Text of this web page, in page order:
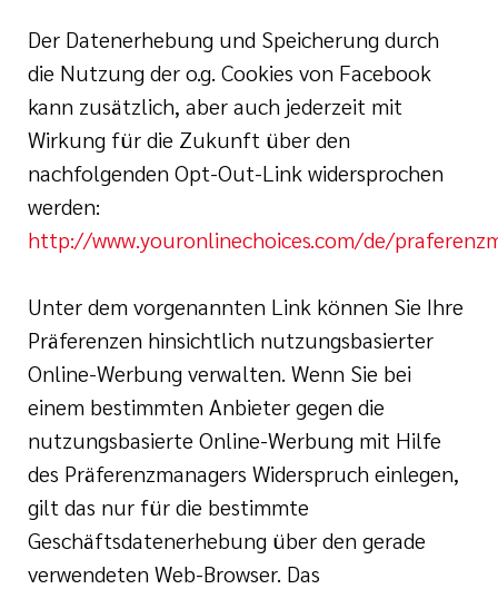
Der Datenerhebung und Speicherung durch
die Nutzung der o.g. Cookies von Facebook
kann zusätzlich, aber auch jederzeit mit
Wirkung für die Zukunft über den
nachfolgenden Opt-Out-Link widersprochen
werden:
http://www.youronlinechoices.com/de/
Unter dem vorgenannten Link können Sie Ihre
Präferenzen hinsichtlich nutzungsbasierter
Online-Werbung verwalten. Wenn Sie bei
einem bestimmten Anbieter gegen die
nutzungsbasierte Online-Werbung mit Hilfe
des Präferenzmanagers Widerspruch einlegen,
gilt das nur für die bestimmte
Geschäftsdatenerhebung über den gerade
verwendeten Web-Browser. Das